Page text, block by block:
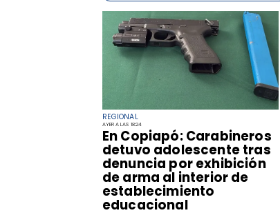
REGIONAL
AYER A LAS 18:24
​En Copiapó: Carabineros
detuvo adolescente tras
denuncia por exhibición
de arma al interior de
establecimiento
educacional